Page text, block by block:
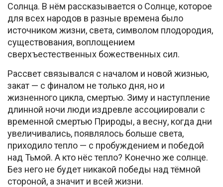
Солнца. В нём рассказывается о Солнце, которое
для всех народов в разные времена было
источником жизни, света, символом плодородия,
существования, воплощением
сверхъестественных божественных сил.
Рассвет связывался с началом и новой жизнью,
закат — с финалом не только дня, но и
жизненного цикла, смертью. Зиму и наступление
длинной ночи люди издревле ассоциировали с
временной смертью Природы, а весну, когда дни
увеличивались, появлялось больше света,
приходило тепло — с пробуждением и победой
над Тьмой. А кто нёс тепло? Конечно же солнце.
Без него не будет никакой победы над тёмной
стороной, а значит и всей жизни.